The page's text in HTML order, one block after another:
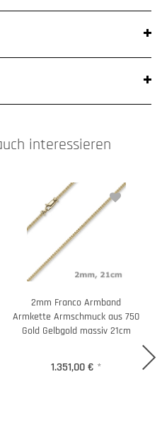
interessieren
2mm Franco Armband
Armkette Armschmuck aus 750
Gold Gelbgold massiv 21cm
1.351,00 € *